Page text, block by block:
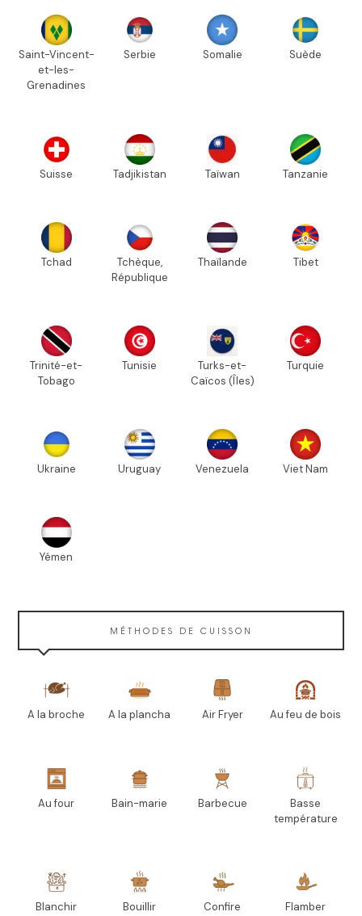
Saint-Vincent-
et-les-
Grenadines
Serbie Somalie Suède
Suisse Tadjikistan Taïwan Tanzanie
Tchad
Tchèque,
République
Thaïlande Tibet
Trinité-et-
Tobago
Tunisie
Turks-et-
Caïcos (Îles)
Turquie
Ukraine Uruguay Venezuela Viet Nam
Yémen
MÉTHODES DE CUISSON
A la broche A la plancha Air Fryer Au feu de bois
Au four Bain-marie Barbecue
Basse
température
Blanchir Bouillir Confire Flamber